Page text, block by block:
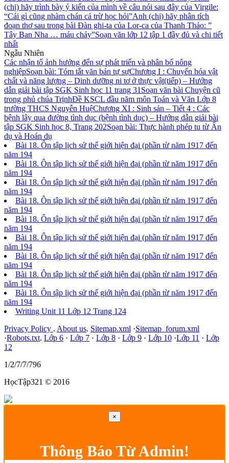
(chị) hãy trình bày ý kiến của mình về câu nói sau đây của Virgile:
“Cái gì cũng nhàm chán cả trừ học hỏi”Anh (chị) hãy phân tích
đoạn thơ sau trong bài Đàn ghi-ta của Lor-ca của Thanh Thảo: ”
Tây Ban Nha … máu chảy”Soạn văn lớp 12 tập 1 đầy đủ và chi tiết
nhất
Ngẫu Nhiên
Các nhận tố ảnh hưởng đến sự phát triển và phân bố nông
nghiệpSoạn bài: Tóm tắt văn bản tự sựChương I : Chuyển hóa vật
chất và năng lượng – Dinh dưỡng ni tơ ở thực vật(tiếp) – Hướng
dẫn giải bài tập SGK Sinh học 11 trang 31 Soạn văn bài Chuyện cũ
trong phủ chúa TrịnhĐề KSCL đầu năm môn Toán và Văn Lớp 8
trường THCS Nguyễn HuệChương XI : Sinh sản – Tiết 4 : Các
bệnh lây qua đường tình dục (bệnh tình dục) – Hướng dẫn giải bài
tập SGK Sinh học 8, Trang 202Soạn bài: Thực hành phép tu từ Ẩn
dụ và Hoán dụ
Bài 18. Ôn tập lịch sử thế giới hiện đại (phần từ năm 1917 đến
năm 194
Bài 18. Ôn tập lịch sử thế giới hiện đại (phần từ năm 1917 đến
năm 194
Bài 18. Ôn tập lịch sử thế giới hiện đại (phần từ năm 1917 đến
năm 194
Bài 18. Ôn tập lịch sử thế giới hiện đại (phần từ năm 1917 đến
năm 194
Bài 18. Ôn tập lịch sử thế giới hiện đại (phần từ năm 1917 đến
năm 194
Bài 18. Ôn tập lịch sử thế giới hiện đại (phần từ năm 1917 đến
năm 194
Bài 18. Ôn tập lịch sử thế giới hiện đại (phần từ năm 1917 đến
năm 194
Bài 18. Ôn tập lịch sử thế giới hiện đại (phần từ năm 1917 đến
năm 194
Bài 18. Ôn tập lịch sử thế giới hiện đại (phần từ năm 1917 đến
năm 194
Writing Unit 11 Lớp 12 Trang 124
Privacy Policy . About us. Sitemap.xml ·Sitemap_forum.xml
·Robots.txt. Lớp 6 · Lớp 7 · Lớp 8 · Lớp 9 · Lớp 10 ·Lớp 11 · Lớp
12
1/2/7/7/796
HọcTập321 © 2016
×
Thông Báo Từ Admin!